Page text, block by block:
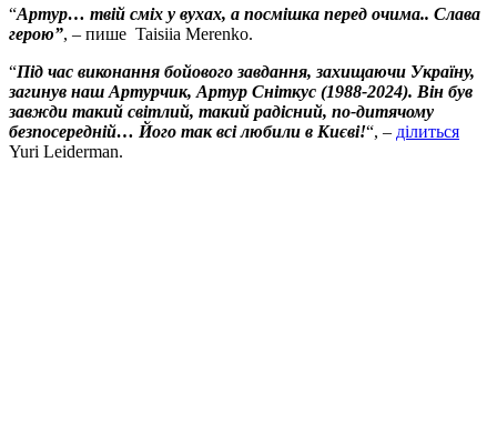
“Артур… твій сміх у вухах, а посмішка перед очима.. Слава
герою”, – пише Taisiia Merenko.
“Під час виконання бойового завдання, захищаючи Україну,
загинув наш Артурчик, Артур Сніткус (1988-2024). Він був
завжди такий світлий, такий радісний, по-дитячому
безпосередній… Його так всі любили в Києві!“, – ділиться
Yuri Leiderman.